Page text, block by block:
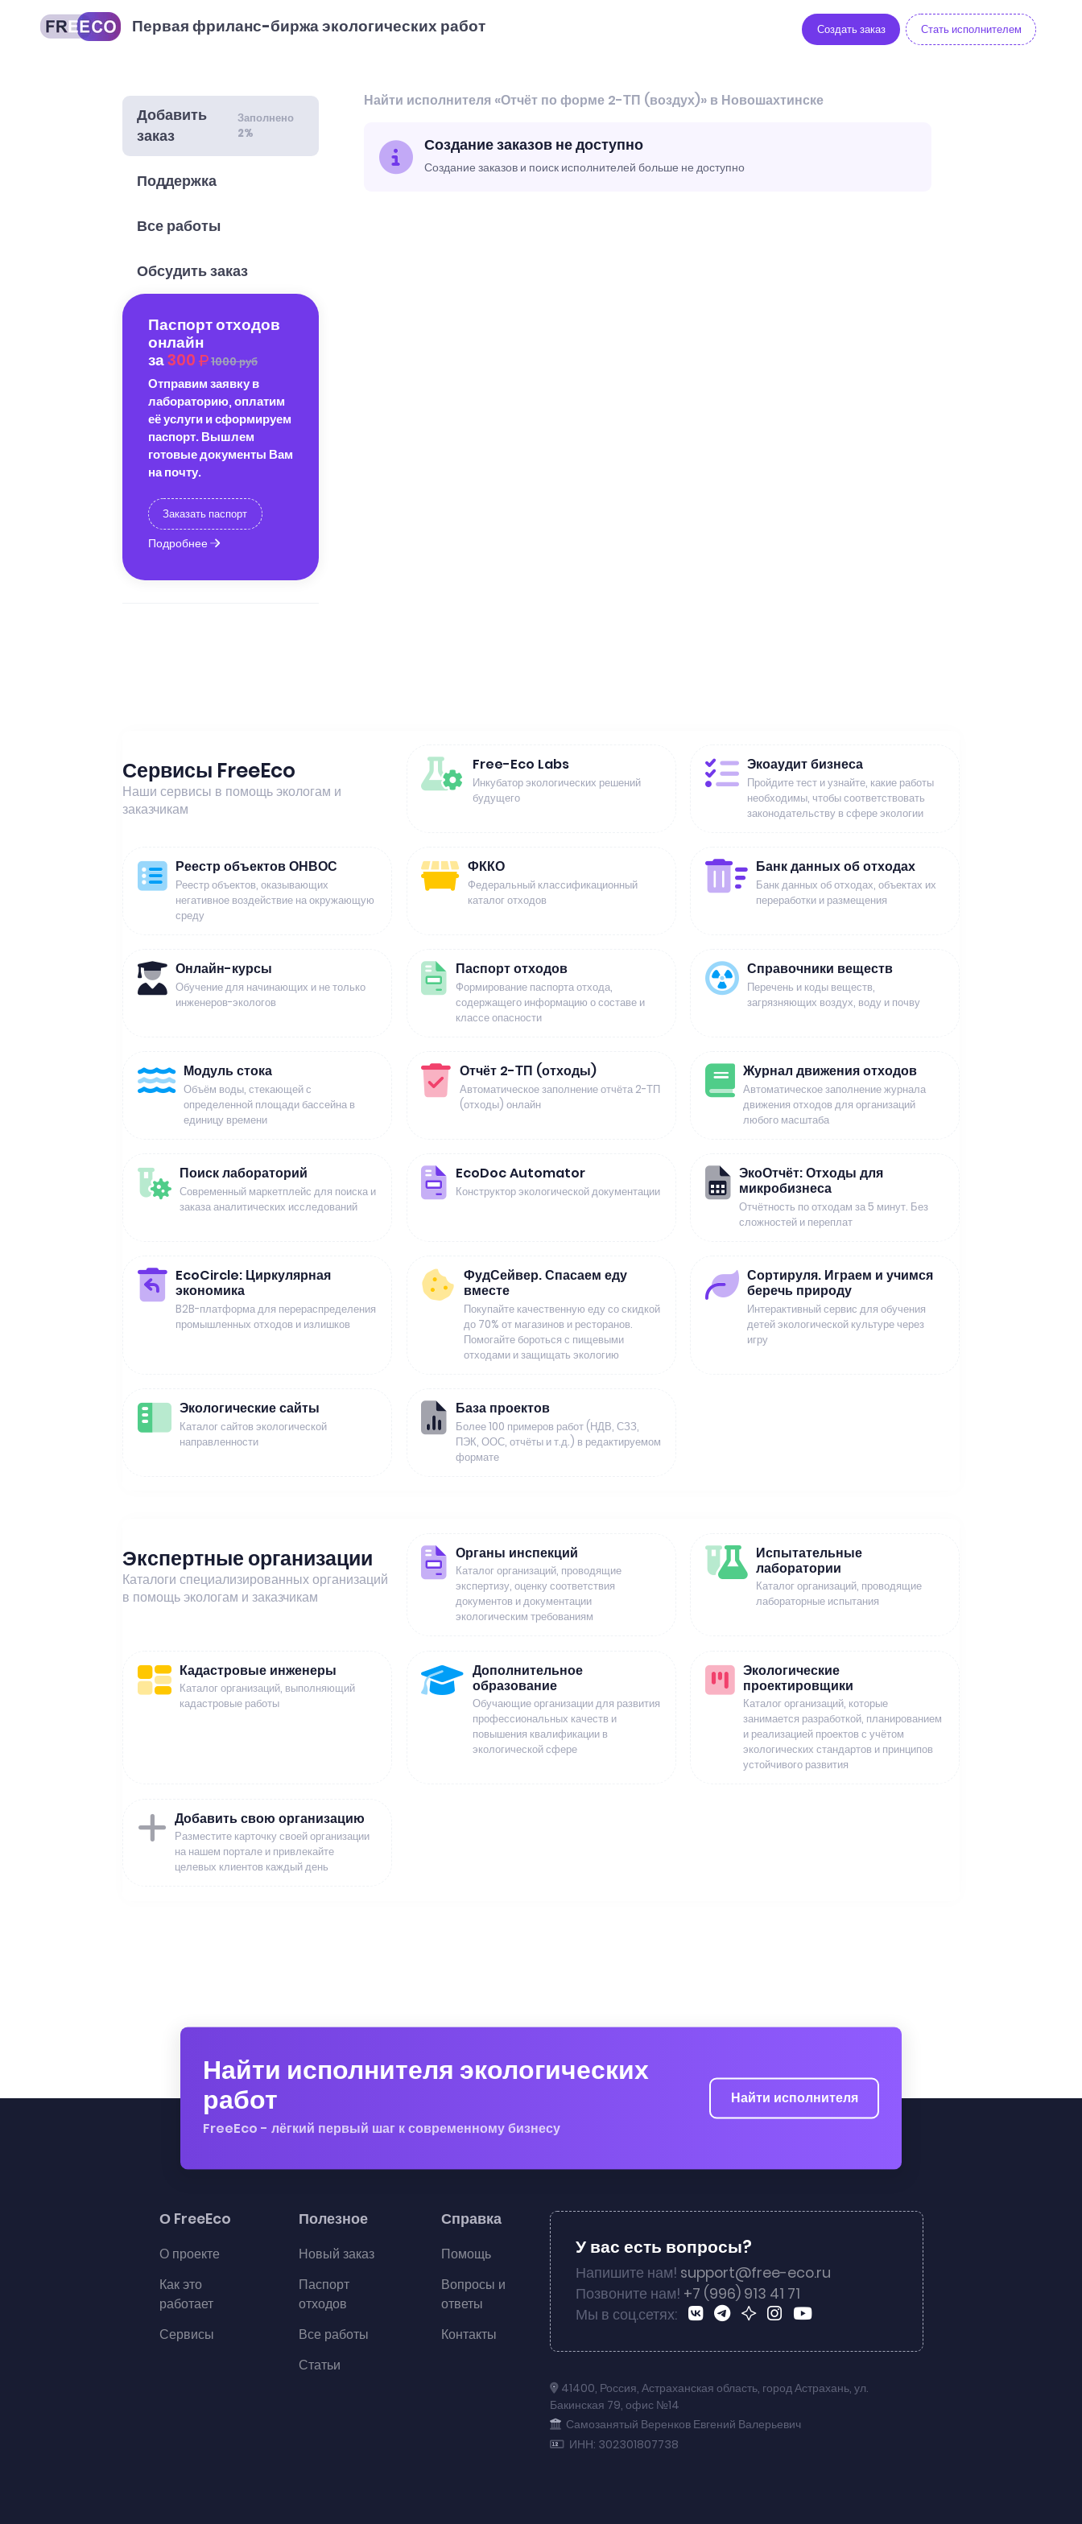
Первая фриланс-биржа экологических работ Создать заказ Стать исполнителем
Добавить
заказ
Заполнено
2%
Поддержка
Все работы
Обсудить заказ
Паспорт отходов
онлайн
за300 1000 руб
Отправим заявку в
лабораторию, оплатим
её услуги и сформируем
паспорт. Вышлем
готовые документы Вам
на почту.
Заказать паспорт
Подробнее
Найти исполнителя «Отчёт по форме 2-ТП (воздух)» в Новошахтинске
Создание заказов не доступно
Создание заказов и поиск исполнителей больше не доступно
Сервисы FreeEco
Наши сервисы в помощь экологам и
заказчикам
Free-Eco Labs
Инкубатор экологических решений
будущего
Экоаудит бизнеса
Пройдите тест и узнайте, какие работы
необходимы, чтобы соответствовать
законодательству в сфере экологии
Реестр объектов ОНВОС
Реестр объектов, оказывающих
негативное воздействие на окружающую
среду
ФККО
Федеральный классификационный
каталог отходов
Банк данных об отходах
Банк данных об отходах, объектах их
переработки и размещения
Онлайн-курсы
Обучение для начинающих и не только
инженеров-экологов
Паспорт отходов
Формирование паспорта отхода,
содержащего информацию о составе и
классе опасности
Справочники веществ
Перечень и коды веществ,
загрязняющих воздух, воду и почву
Модуль стока
Объём воды, стекающей с
определенной площади бассейна в
единицу времени
Отчёт 2-ТП (отходы)
Автоматическое заполнение отчёта 2-ТП
(отходы) онлайн
Журнал движения отходов
Автоматическое заполнение журнала
движения отходов для организаций
любого масштаба
Поиск лабораторий
Современный маркетплейс для поиска и
заказа аналитических исследований
EcoDoc Automator
Конструктор экологической документации
ЭкоОтчёт: Отходы для
микробизнеса
Отчётность по отходам за 5 минут. Без
сложностей и переплат
EcoCircle: Циркулярная
экономика
B2B-платформа для перераспределения
промышленных отходов и излишков
ФудСейвер. Спасаем еду
вместе
Покупайте качественную еду со скидкой
до 70% от магазинов и ресторанов.
Помогайте бороться с пищевыми
отходами и защищать экологию
Сортируля. Играем и учимся
беречь природу
Интерактивный сервис для обучения
детей экологической культуре через
игру
Экологические сайты
Каталог сайтов экологической
направленности
База проектов
Более 100 примеров работ (НДВ, СЗЗ,
ПЭК, ООС, отчёты и т.д.) в редактируемом
формате
Экспертные организации
Каталоги специализированных организаций
в помощь экологам и заказчикам
Органы инспекций
Каталог организаций, проводящие
экспертизу, оценку соответствия
документов и документации
экологическим требованиям
Испытательные
лаборатории
Каталог организаций, проводящие
лабораторные испытания
Кадастровые инженеры
Каталог организаций, выполняющий
кадастровые работы
Дополнительное
образование
Обучающие организации для развития
профессиональных качеств и
повышения квалификации в
экологической сфере
Экологические
проектировщики
Каталог организаций, которые
занимается разработкой, планированием
и реализацией проектов с учётом
экологических стандартов и принципов
устойчивого развития
Добавить свою организацию
Разместите карточку своей организации
на нашем портале и привлекайте
целевых клиентов каждый день
Найти исполнителя экологических
работ
FreeEco - лёгкий первый шаг к современному бизнесу
Найти исполнителя
О FreeEco
О проекте
Как это
работает
Сервисы
Полезное
Новый заказ
Паспорт
отходов
Все работы
Статьи
Справка
Помощь
Вопросы и
ответы
Контакты
У вас есть вопросы?
Напишите нам! support@free-eco.ru
Позвоните нам! +7 (996) 913 41 71
Мы в соц.сетях:
41400, Россия, Астраханская область, город Астрахань, ул.
Бакинская 79, офис №14
Самозанятый Веренков Евгений Валерьевич
ИНН: 302301807738